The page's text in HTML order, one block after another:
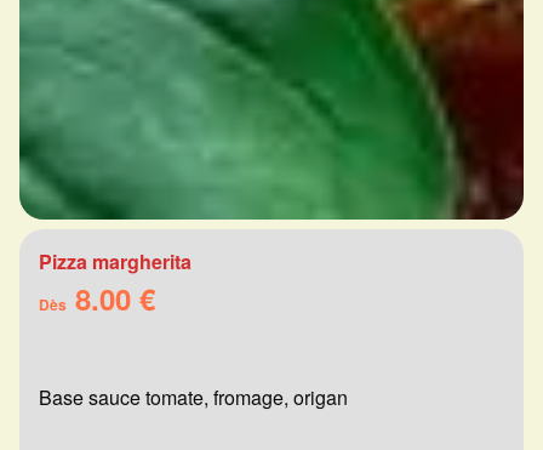
Pizza margherita
Dès 8.00 €
Base sauce tomate, fromage, origan